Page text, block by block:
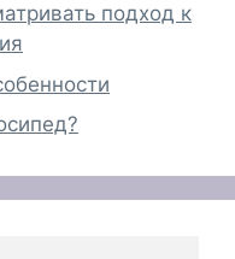
подход к